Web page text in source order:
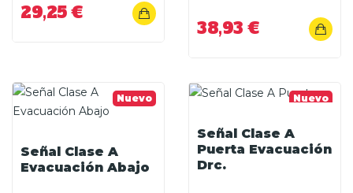
29,25 €
38,93 €
Nuevo
Señal Clase A
Evacuación Abajo
Nuevo
Señal Clase A
Puerta Evacuación
Drc.